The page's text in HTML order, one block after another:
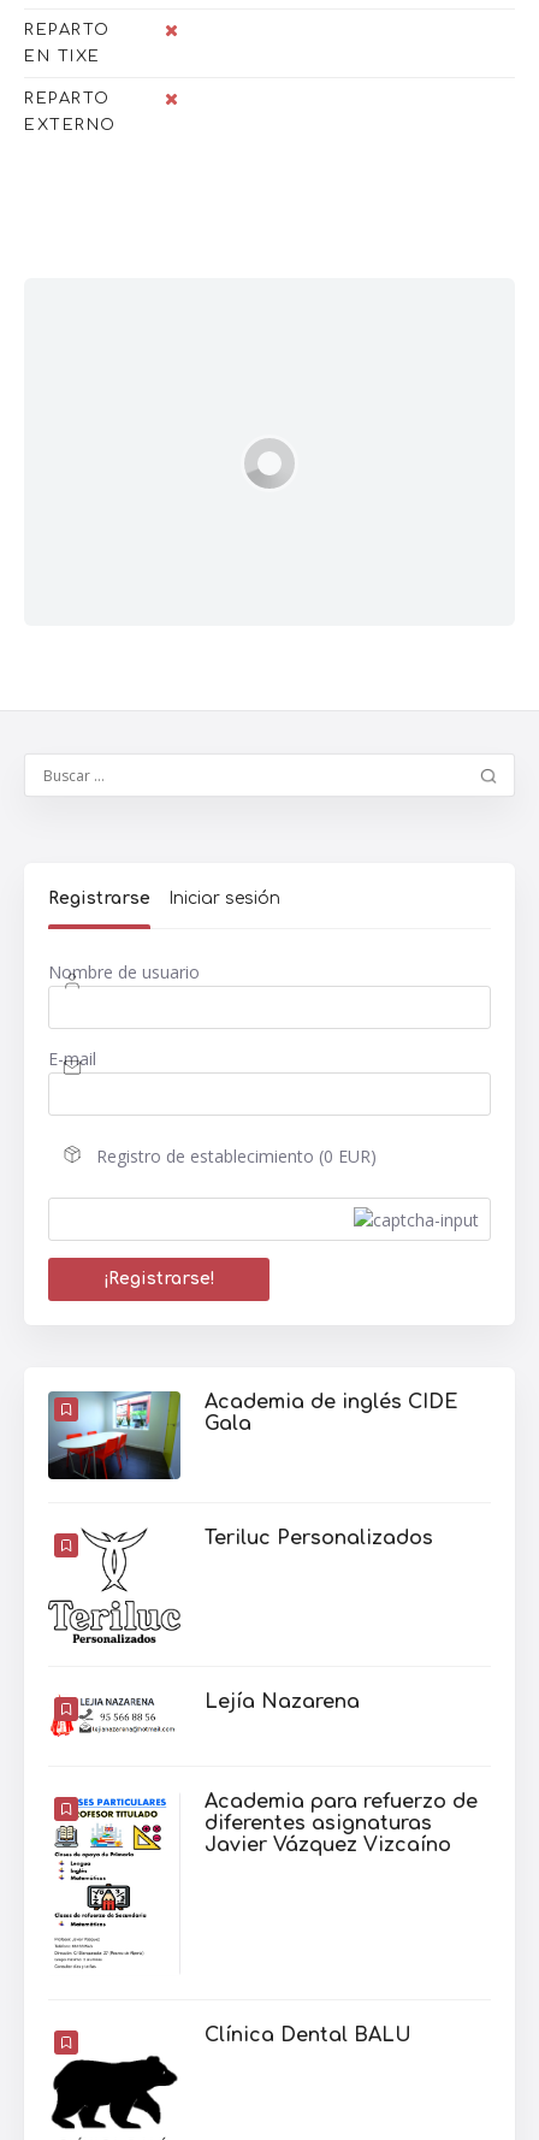
REPARTO
EN TIXE
REPARTO
EXTERNO
Registrarse Iniciar sesión
Nombre de usuario
E-mail
Registro de establecimiento (0 EUR)
Academia de inglés CIDE
Gala
Teriluc Personalizados
Lejía Nazarena
Academia para refuerzo de
diferentes asignaturas
Javier Vázquez Vizcaíno
Clínica Dental BALU